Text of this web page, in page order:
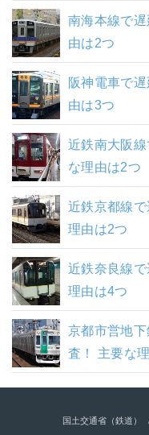
南海本線で
由は2つ
阪神電車で
由は3つ
近鉄南大阪
な理由は2つ
近鉄京都線
理由は2つ
近鉄奈良線
理由は4つ
京都市営地
査！ 主要な
国土交通省（鉄道）